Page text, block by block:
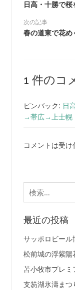
日高・十勝で
次の記事
春の道東で花
1 件のコ
ピンバック: 日
→帯広→上士幌
コメントは受け
検
索:
最近の投稿
サッポロビール
松前城の浮紫陽
苫小牧市プレ
支笏湖氷濤ま